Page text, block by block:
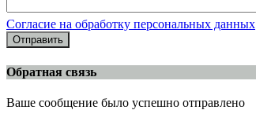
Согласие на обработку персональных данных
Отправить
Обратная связь
Ваше сообщение было успешно отправлено